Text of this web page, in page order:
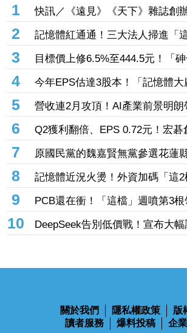
1
快訊／《遠見》《天下》雜誌
享耆壽90歲
2
記憶體紅通通！三大法人掃進「
229億元連4日補貨南亞科
3
目標價上修6.5%至444.5元！「
廠」7月營收創4年半新高 1.6T
收
4
今年EPS估達3股本！「記憶體
44% 外資卻砍近1.8萬張抱回
5
營收連2月攻頂！AI產業前景明朗
大廠」成長 外資目標價喊上
6
Q2獲利翻倍、EPS 0.72元！宏碁
新高 9月IFA將發表AI PC新品
7
原國民黨的魏嘉賢無黨參選花
壓當花蓮市長水塔還被投毒「次
8
記憶體近況火燙！外資加碼「
旺宏獲投入近17億元、近5日大漲
9
PCB還在衝！「這檔」週噴第3
停 台燿連5漲51.5%、景碩累漲
10
DeepSeek告別低價戰！宣布大
商業化邁入新階段
關於我們 隱私權政策
版
讀者服務
爆料投稿 企